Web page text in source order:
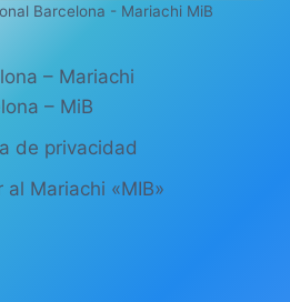
Barcelona - Mariachi MiB
– Mariachi
– MiB
de privacidad
al Mariachi «MIB»